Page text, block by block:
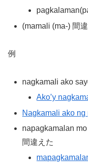
(mamali (ma-) 間
例
nagkamali ako
Ako’y
Nagkamali ako ng
napagkamalan
間違えた